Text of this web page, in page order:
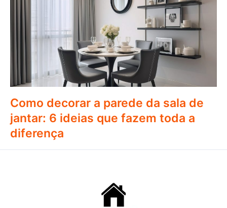
Como decorar a parede da sala de
jantar: 6 ideias que fazem toda a
diferença